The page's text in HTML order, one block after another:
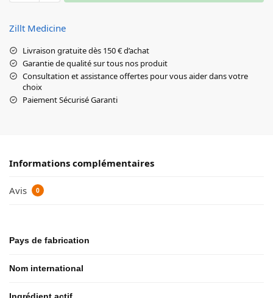
Zillt Medicine
Livraison gratuite dès 150 € d’achat
Garantie de qualité sur tous nos produit
Consultation et assistance offertes pour vous aider dans votre
choix
Paiement Sécurisé Garanti
Informations complémentaires
Avis 0
Pays de fabrication
Nom international